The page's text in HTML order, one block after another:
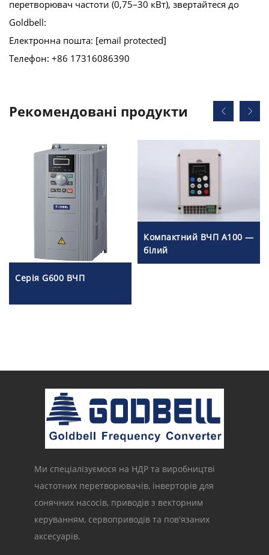
перетворювач частоти (0,75–30 кВт), звертайтеся до
Goldbell:
Електронна пошта: [email protected]
Телефон: +86 17316086390
Рекомендовані продукти
Серія G600 ВЧП
Компактний ВЧП A100 —
білий
Ми спеціалізуємося на НДР та виробництві
частотних перетворювачів, інверторів для
сонячних насосів, приводів з векторним
керуванням, сервоприводів та пов'язаних
аксесуарів.